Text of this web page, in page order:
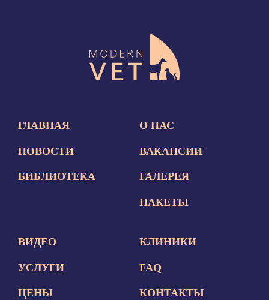
ГЛАВНАЯ
НОВОСТИ
БИБЛИОТЕКА
О НАС
ВАКАНСИИ
ГАЛЕРЕЯ
ПАКЕТЫ
ВИДЕО
УСЛУГИ
ЦЕНЫ
КЛИНИКИ
FAQ
КОНТАКТЫ